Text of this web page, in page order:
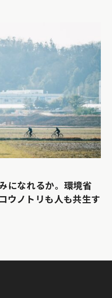
になれるか。環境省
ウノトリも人も共生す